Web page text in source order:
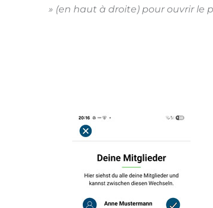
» (en haut à droite) pour ouvrir le